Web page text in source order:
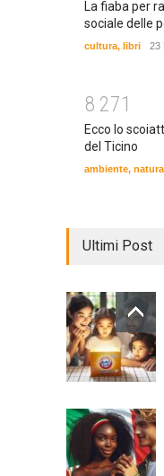
La fiaba per
sociale delle
cultura, libri 23
8 271
Ecco lo
del Ticino
ambiente, natura
Ultimi Post